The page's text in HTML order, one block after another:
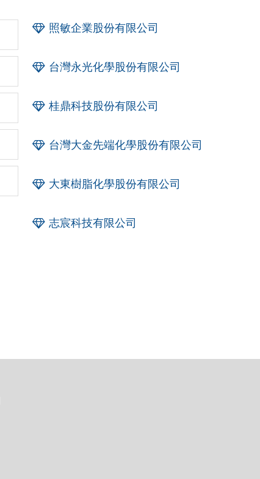
照敏企業股份有限公司
台灣永光化學股份有限公司
桂鼎科技股份有限公司
台灣大金先端化學股份有限公司
大東樹脂化學股份有限公司
志宸科技有限公司